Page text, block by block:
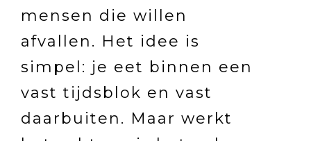
mensen die willen
afvallen. Het idee is
simpel: je eet binnen een
vast tijdsblok en vast
daarbuiten. Maar werkt